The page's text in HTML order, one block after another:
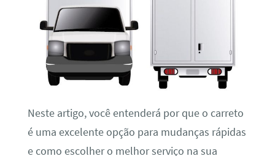
Neste artigo, você entenderá por que o carreto
é uma excelente opção para mudanças rápidas
e como escolher o melhor serviço na sua